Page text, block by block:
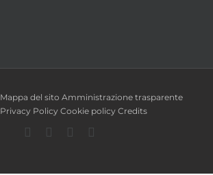
Mappa del sito Amministrazione trasparente
Privacy Policy Cookie policy Credits
Facebook
TwitterYouTube